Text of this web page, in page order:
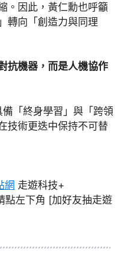
。因此，黃仁勳也呼籲
轉向「創造力與同理
抗機器，而是人機協作
「終身學習」與「跨領
技術更迭中保持不可替
網 走遊科技+
點左下角 [加好友抽走遊